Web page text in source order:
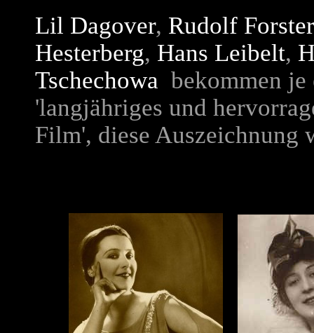
Lil Dagover, Rudolf Forster
Hesterberg, Hans Leibelt,
Tschechowa bekommen
'langjähriges und
Film', diese Auszeichnung